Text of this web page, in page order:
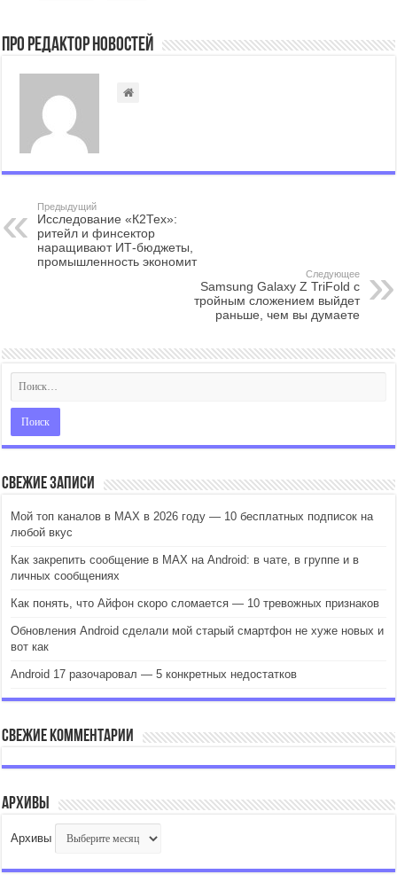
Про Редактор Новостей
Предыдущий
Исследование «К2Тех»:
ритейл и финсектор
наращивают ИТ-бюджеты,
промышленность экономит
Следующее
Samsung Galaxy Z TriFold с
тройным сложением выйдет
раньше, чем вы думаете
Свежие записи
Мой топ каналов в MAX в 2026 году — 10 бесплатных подписок на
любой вкус
Как закрепить сообщение в MAX на Android: в чате, в группе и в
личных сообщениях
Как понять, что Айфон скоро сломается — 10 тревожных признаков
Обновления Android сделали мой старый смартфон не хуже новых и
вот как
Android 17 разочаровал — 5 конкретных недостатков
Свежие комментарии
Архивы
Архивы